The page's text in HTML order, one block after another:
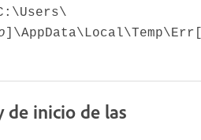
de inicio de las